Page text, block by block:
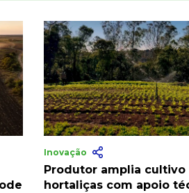
Inovação
Produtor amplia cultivo
hortaliças com apoio